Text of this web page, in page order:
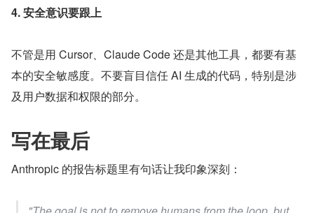
4. 安全意识要跟上
不管是用 Cursor、Claude Code 还是其他工具，都要有基
本的安全敏感度。不要盲目信任 AI 生成的代码，特别是涉
及用户数据和权限的部分。
写在最后
Anthropic 的报告标题里有句话让我印象深刻：